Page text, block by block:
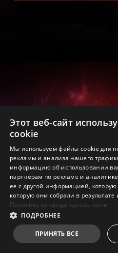
Этот веб-сайт
cookie
Мы используем файлы cookie для
рекламы и анализа нашего
информацию об использовании
партнерам по рекламе и
ее с другой информацией,
которую они собрали в
Политика конфиденциальности
ПОДРОБНЕЕ
ПРИНЯТЬ ВСЕ